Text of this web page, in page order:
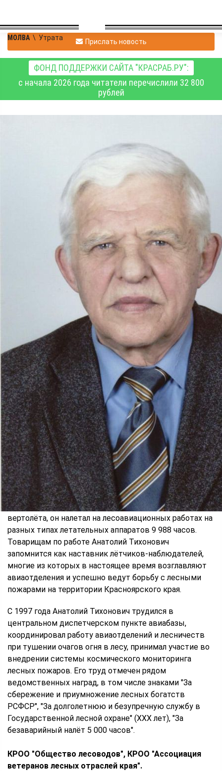
МОЛВА \ Утрата Прислать новость
ФОНД ПОДДЕРЖКИ САЙТА "КРАСРАБ.РУ":
с начала 2026 года читатели перечислили 32 800
рублей
Ушёл из жизни Анатолий
Тихонович Ломакин.
Вся более чем полувековая трудовая деятельность
Заслуженного лесовода Российской Федерации
Анатолия Тихоновича Ломакина связана с охраной и
защитой лесов от пожаров. Родился он 28 декабря
1941 года, после окончания в 1963 году Воронежского
лесотехнического института был направлен в
Красноярскую базу авиационной охраны лесов. С 1964
года трудился в должности лётчика-наблюдателя. В
1973 году А. Т. Ломакин назначается командиром
Центрального авиационного звена.
А. Т. Ломакин участвовал в ликвидации более 2 тысяч
лесных пожаров, в его активе 17 прыжков с
парашютом и 50 производственных спусков с
вертолёта, он налетал на лесоавиационных работах на
разных типах летательных аппаратов 9 988 часов.
Товарищам по работе Анатолий Тихонович
запомнится как наставник лётчиков-наблюдателей,
многие из которых в настоящее время возглавляют
авиаотделения и успешно ведут борьбу с лесными
пожарами на территории Красноярского края.
С 1997 года Анатолий Тихонович трудился в
центральном диспетчерском пункте авиабазы,
координировал работу авиаотделений и лесничеств
при тушении очагов огня в лесу, принимал участие во
внедрении системы космического мониторинга
лесных пожаров. Его труд отмечен рядом
ведомственных наград, в том числе знаками "За
сбережение и приумножение лесных богатств
РСФСР", "За долголетнюю и безупречную службу в
Государственной лесной охране" (ХХХ лет), "За
безаварийный налёт 5 000 часов".
КРОО "Общество лесоводов", КРОО "Ассоциация
ветеранов лесных отраслей края".